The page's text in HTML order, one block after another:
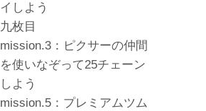
イしよう
九枚目
mission.3：ピクサーの仲間
を使いなぞって25チェーン
しよう
mission.5：プレミアムツム